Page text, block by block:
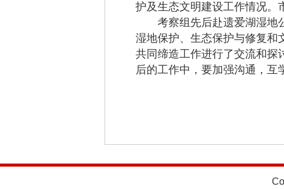
护及生态文明建设工作情况。
考察组先后赴遗爱湖湿地公
湿地保护、生态保护与修复和
共同缔造工作进行了交流和探
后的工作中，要加强沟通，互